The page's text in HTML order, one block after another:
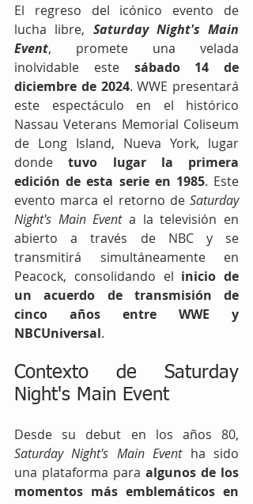
El regreso del icónico evento de
lucha libre, Saturday Night's Main
Event, promete una velada
inolvidable este sábado 14 de
diciembre de 2024. WWE presentará
este espectáculo en el histórico
Nassau Veterans Memorial Coliseum
de Long Island, Nueva York, lugar
donde tuvo lugar la primera
edición de esta serie en 1985. Este
evento marca el retorno de Saturday
Night's Main Event a la televisión en
abierto a través de NBC y se
transmitirá simultáneamente en
Peacock, consolidando el inicio de
un acuerdo de transmisión de
cinco años entre WWE y
NBCUniversal.
Contexto de Saturday
Night's Main Event
Saturday Night's Main Event ha sido
una plataforma para algunos de los
momentos más emblemáticos en